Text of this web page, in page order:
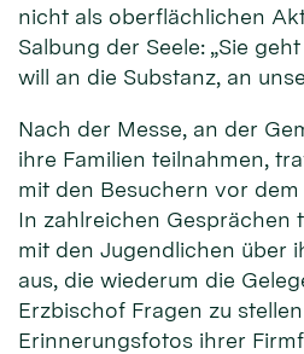
nicht als oberflächlichen
Salbung der Seele: „Sie
will an die Substanz, an
Nach der Messe, an der
ihre Familien teilnahmen,
mit den Besuchern vor
In zahlreichen Gesprächen
mit den Jugendlichen über
aus, die wiederum die
Erzbischof Fragen zu
Erinnerungsfotos ihrer